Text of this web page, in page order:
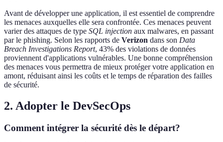
Avant de développer une application, il est essentiel de comprendre
les menaces auxquelles elle sera confrontée. Ces menaces peuvent
varier des attaques de type SQL injection aux malwares, en passant
par le phishing. Selon les rapports de Verizon dans son Data
Breach Investigations Report, 43% des violations de données
proviennent d'applications vulnérables. Une bonne compréhension
des menaces vous permettra de mieux protéger votre application en
amont, réduisant ainsi les coûts et le temps de réparation des failles
de sécurité.
2. Adopter le DevSecOps
Comment intégrer la sécurité dès le départ?